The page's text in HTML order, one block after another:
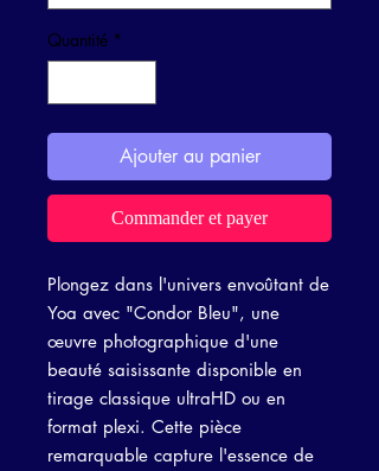
Quantité *
Ajouter au panier
Commander et payer
Plongez dans l'univers envoûtant de
Yoa avec "Condor Bleu", une
œuvre photographique d'une
beauté saisissante disponible en
tirage classique ultraHD ou en
format plexi. Cette pièce
remarquable capture l'essence de